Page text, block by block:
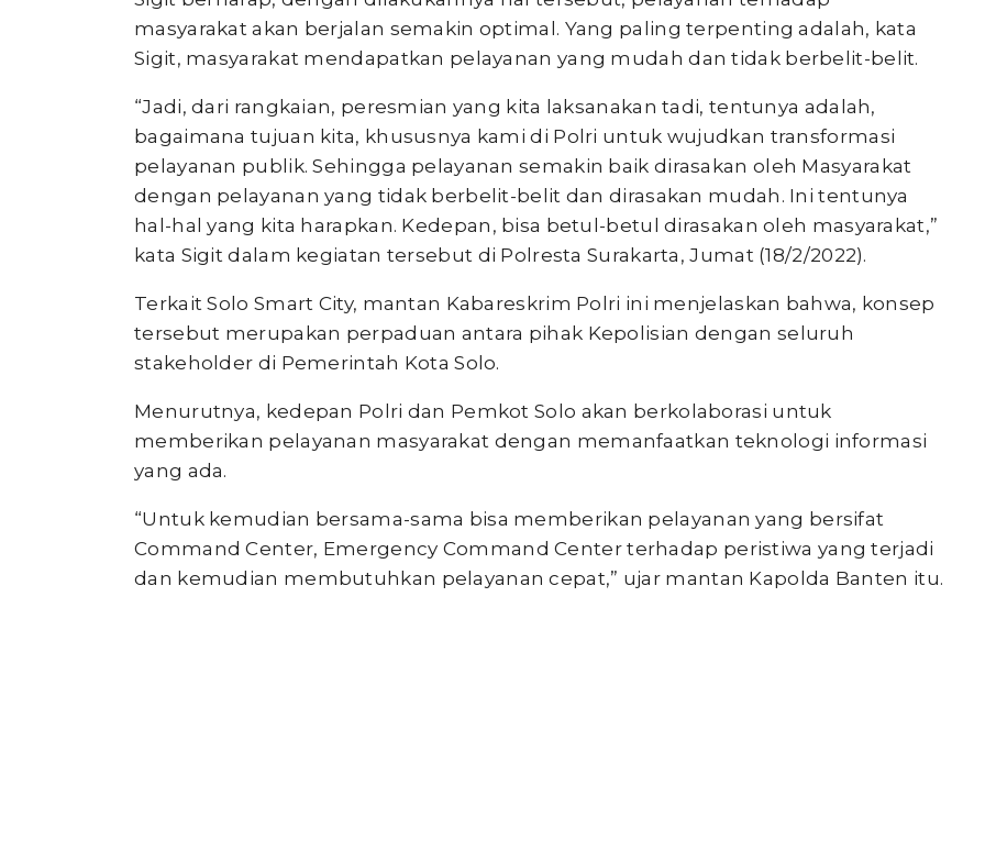
masyarakat akan berjalan semakin optimal. Yang paling terpenting adalah, kata
Sigit, masyarakat mendapatkan pelayanan yang mudah dan tidak berbelit-belit.
“Jadi, dari rangkaian, peresmian yang kita laksanakan tadi, tentunya adalah,
bagaimana tujuan kita, khususnya kami di Polri untuk wujudkan transformasi
pelayanan publik. Sehingga pelayanan semakin baik dirasakan oleh Masyarakat
dengan pelayanan yang tidak berbelit-belit dan dirasakan mudah. Ini tentunya
hal-hal yang kita harapkan. Kedepan, bisa betul-betul dirasakan oleh masyarakat,”
kata Sigit dalam kegiatan tersebut di Polresta Surakarta, Jumat (18/2/2022).
Terkait Solo Smart City, mantan Kabareskrim Polri ini menjelaskan bahwa, konsep
tersebut merupakan perpaduan antara pihak Kepolisian dengan seluruh
stakeholder di Pemerintah Kota Solo.
Menurutnya, kedepan Polri dan Pemkot Solo akan berkolaborasi untuk
memberikan pelayanan masyarakat dengan memanfaatkan teknologi informasi
yang ada.
“Untuk kemudian bersama-sama bisa memberikan pelayanan yang bersifat
Command Center, Emergency Command Center terhadap peristiwa yang terjadi
dan kemudian membutuhkan pelayanan cepat,” ujar mantan Kapolda Banten itu.